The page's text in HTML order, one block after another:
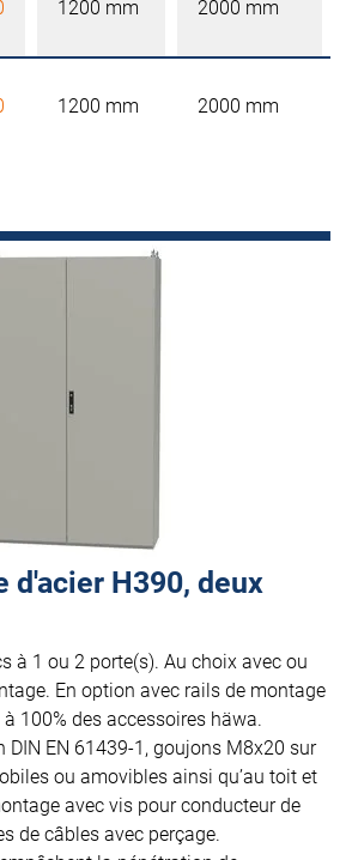
1200 mm 2000 mm
1200 mm 2000 mm
d'acier H390, deux
à 1 ou 2 porte(s). Au choix avec ou
En option avec rails de montage
100% des accessoires häwa.
DIN EN 61439-1, goujons M8x20 sur
ou amovibles ainsi qu’au toit et
avec vis pour conducteur de
de câbles avec perçage.